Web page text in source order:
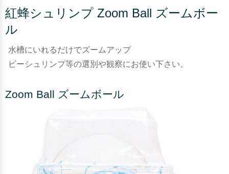
紅蜂シュリンプ Zoom Ball ズームボー
ル
水槽にいれるだけでズームアップ
ビーシュリンプ等の選別や観察にお使い下さい。
Zoom Ball ズームボール